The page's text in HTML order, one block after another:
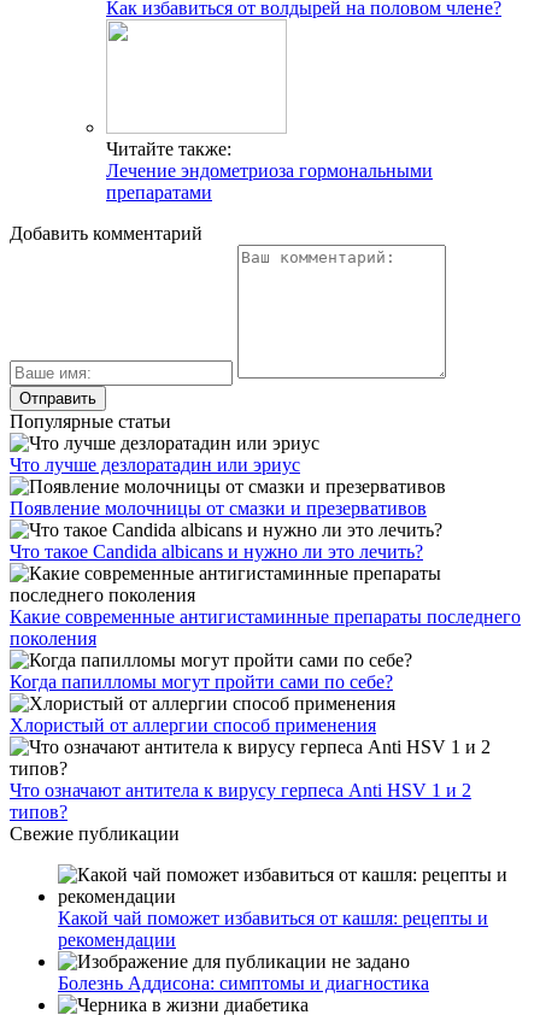
Как избавиться от волдырей на половом члене?
Читайте также:
Лечение эндометриоза гормональными
препаратами
Добавить комментарий
Популярные статьи
Что лучше дезлоратадин или эриус
Появление молочницы от смазки и презервативов
Что такое Candida albicans и нужно ли это лечить?
Какие современные антигистаминные препараты последнего
поколения
Когда папилломы могут пройти сами по себе?
Хлористый от аллергии способ применения
Что означают антитела к вирусу герпеса Anti HSV 1 и 2
типов?
Свежие публикации
Какой чай поможет избавиться от кашля: рецепты и
рекомендации
Болезнь Аддисона: симптомы и диагностика